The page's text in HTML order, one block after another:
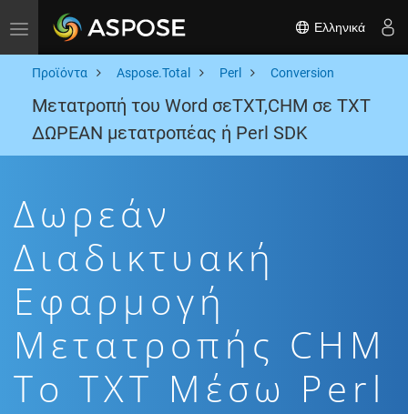
Toggle navigation Ελληνικά
Προϊόντα Aspose.Total Perl Conversion
Μετατροπή του Word σεTXT,CHM σε TXT
ΔΩΡΕΑΝ μετατροπέας ή Perl SDK
Δωρεάν
Διαδικτυακή
Εφαρμογή
Μετατροπής CHM
To TXT Μέσω Perl